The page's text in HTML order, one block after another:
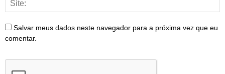
Salvar meus dados neste navegador para a próxima vez que eu
comentar.